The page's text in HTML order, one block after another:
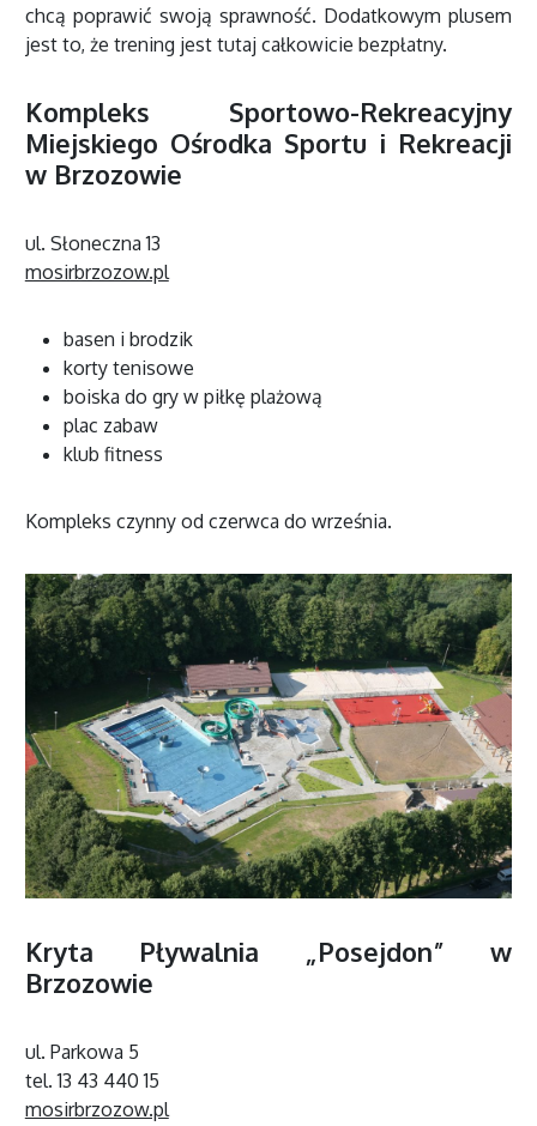
chcą poprawić swoją sprawność. Dodatkowym plusem
jest to, że trening jest tutaj całkowicie bezpłatny.
Kompleks Sportowo-Rekreacyjny
Miejskiego Ośrodka Sportu i Rekreacji
w Brzozowie
ul. Słoneczna 13
mosirbrzozow.pl
basen i brodzik
korty tenisowe
boiska do gry w piłkę plażową
plac zabaw
klub fitness
Kompleks czynny od czerwca do września.
Kryta Pływalnia „Posejdon” w
Brzozowie
ul. Parkowa 5
tel. 13 43 440 15
mosirbrzozow.pl